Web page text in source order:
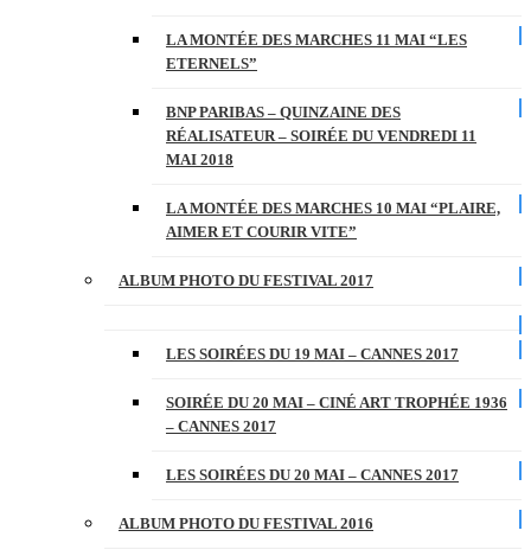
LA MONTÉE DES MARCHES 11 MAI “LES
ETERNELS”
BNP PARIBAS – QUINZAINE DES
RÉALISATEUR – SOIRÉE DU VENDREDI 11
MAI 2018
LA MONTÉE DES MARCHES 10 MAI “PLAIRE,
AIMER ET COURIR VITE”
ALBUM PHOTO DU FESTIVAL 2017
LES SOIRÉES DU 19 MAI – CANNES 2017
SOIRÉE DU 20 MAI – CINÉ ART TROPHÉE 1936
– CANNES 2017
LES SOIRÉES DU 20 MAI – CANNES 2017
ALBUM PHOTO DU FESTIVAL 2016